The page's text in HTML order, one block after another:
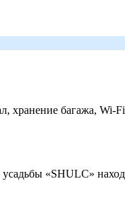
хранение багажа, Wi-
«SHULC»